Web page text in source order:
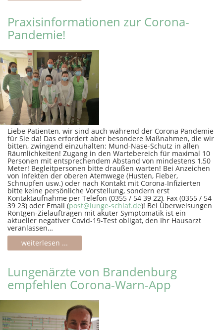
Praxisinformationen zur Corona-
Pandemie!
Liebe Patienten, wir sind auch während der Corona Pandemie
für Sie da! Das erfordert aber besondere Maßnahmen, die wir
bitten, zwingend einzuhalten: Mund-Nase-Schutz in allen
Räumlichkeiten! Zugang in den Wartebereich für maximal 10
Personen mit entsprechendem Abstand von mindestens 1,50
Meter! Begleitpersonen bitte draußen warten! Bei Anzeichen
von Infekten der oberen Atemwege (Husten, Fieber,
Schnupfen usw.) oder nach Kontakt mit Corona-Infizierten
bitte keine persönliche Vorstellung, sondern erst
Kontaktaufnahme per Telefon (0355 / 54 39 22), Fax (0355 / 54
39 23) oder Email (post@lunge-schlaf.de)! Bei Überweisungen
Röntgen-Zielaufträgen mit akuter Symptomatik ist ein
aktueller negativer Covid-19-Test obligat, den Ihr Hausarzt
veranlassen…
weiterlesen ...
Lungenärzte von Brandenburg
empfehlen Corona-Warn-App